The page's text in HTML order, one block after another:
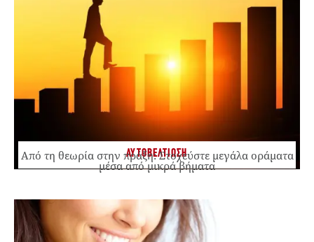
ΑΥΤΟΒΕΛΤΙΩΣΗ
Από τη θεωρία στην πράξη: Στοχεύστε μεγάλα οράματα
μέσα από μικρά βήματα